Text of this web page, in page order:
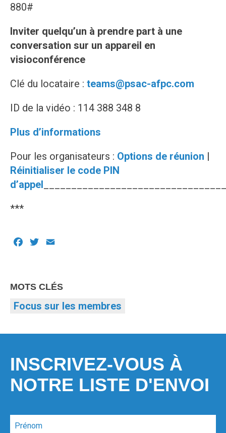
880#
Inviter quelqu’un à prendre part à une
conversation sur un appareil en
visioconférence
Clé du locataire : teams@psac-afpc.com
ID de la vidéo : 114 388 348 8
Plus d’informations
Pour les organisateurs : Options de réunion |
Réinitialiser le code PIN
d’appel
***
Facebook
Twitter
MOTS CLÉS
Focus sur les membres
INSCRIVEZ-VOUS À
NOTRE LISTE D'ENVOI